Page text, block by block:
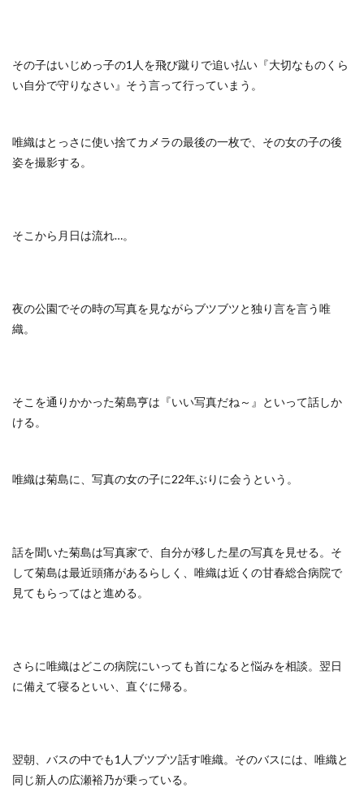
その子はいじめっ子の1人を飛び蹴りで追い払い『大切なものくら
い自分で守りなさい』そう言って行っていまう。
唯織はとっさに使い捨てカメラの最後の一枚で、その女の子の後
姿を撮影する。
そこから月日は流れ…。
夜の公園でその時の写真を見ながらブツブツと独り言を言う唯
織。
そこを通りかかった菊島亨は『いい写真だね～』といって話しか
ける。
唯織は菊島に、写真の女の子に22年ぶりに会うという。
話を聞いた菊島は写真家で、自分が移した星の写真を見せる。そ
して菊島は最近頭痛があるらしく、唯織は近くの甘春総合病院で
見てもらってはと進める。
さらに唯織はどこの病院にいっても首になると悩みを相談。翌日
に備えて寝るといい、直ぐに帰る。
翌朝、バスの中でも1人ブツブツ話す唯織。そのバスには、唯織と
同じ新人の広瀬裕乃が乗っている。